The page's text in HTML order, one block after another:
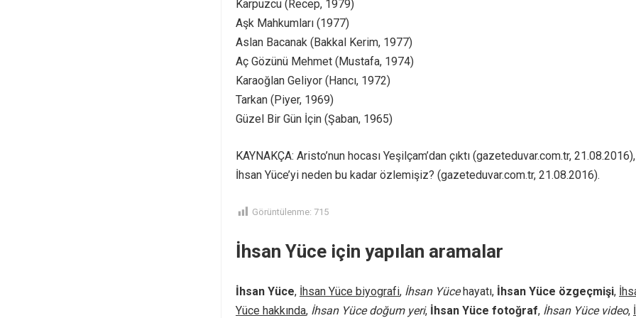
Karpuzcu (Recep, 1979)
Aşk Mahkumları (1977)
Aslan Bacanak (Bakkal Kerim, 1977)
Aç Gözünü Mehmet (Mustafa, 1974)
Karaoğlan Geliyor (Hancı, 1972)
Tarkan (Piyer, 1969)
Güzel Bir Gün İçin (Şaban, 1965)
KAYNAKÇA: Aristo’nun hocası Yeşilçam’dan çıktı (gazeteduvar.com.tr, 21.08.2016),
İhsan Yüce’yi neden bu kadar özlemişiz? (gazeteduvar.com.tr, 21.08.2016).
Görüntülenme: 715
İhsan Yüce için yapılan aramalar
İhsan Yüce, İhsan Yüce biyografi, İhsan Yücehayatı, İhsan Yüce özgeçmişi,
Yüce hakkında, İhsan Yüce doğum yeri, İhsan Yüce fotoğraf, İhsan Yüce video,